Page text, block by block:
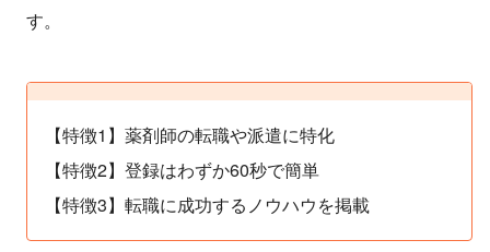
す。
【特徴1】薬剤師の転職や派遣に特化
【特徴2】登録はわずか60秒で簡単
【特徴3】転職に成功するノウハウを掲載